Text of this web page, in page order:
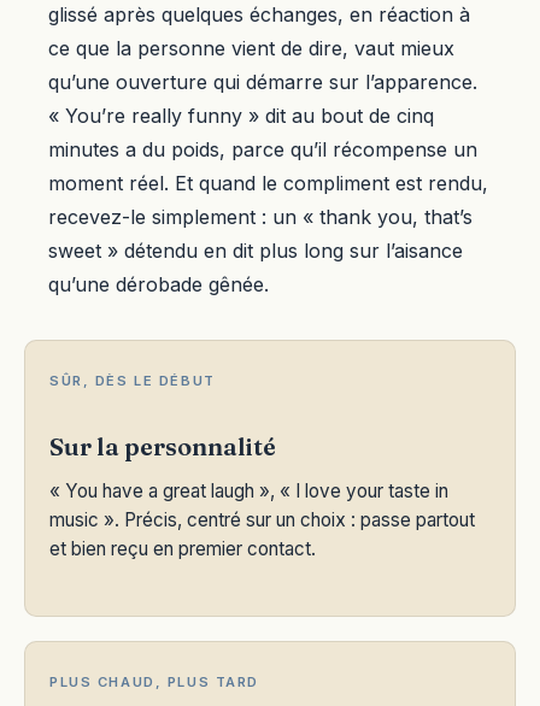
glissé après quelques échanges, en réaction à
ce que la personne vient de dire, vaut mieux
qu’une ouverture qui démarre sur l’apparence.
« You’re really funny » dit au bout de cinq
minutes a du poids, parce qu’il récompense un
moment réel. Et quand le compliment est rendu,
recevez-le simplement : un « thank you, that’s
sweet » détendu en dit plus long sur l’aisance
qu’une dérobade gênée.
SÛR, DÈS LE DÉBUT
Sur la personnalité
« You have a great laugh », « I love your taste in
music ». Précis, centré sur un choix : passe partout
et bien reçu en premier contact.
PLUS CHAUD, PLUS TARD